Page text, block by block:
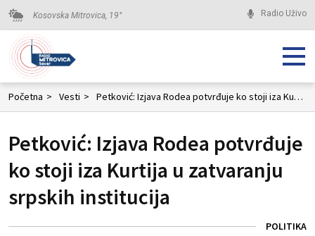
Kosovska Mitrovica, 19° Radio Uživo
Početna > Vesti > Petković: Izjava Rodea potvrđuje ko stoji iza Kurtija u zatvaranju srpskih institucija
Petković: Izjava Rodea potvrđuje
ko stoji iza Kurtija u zatvaranju
srpskih institucija
POLITIKA